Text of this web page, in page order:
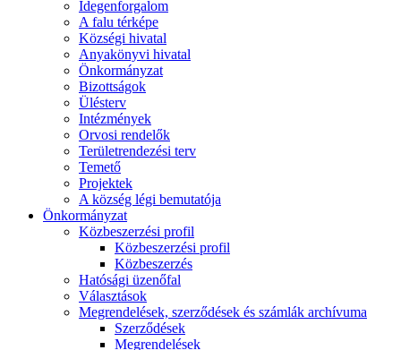
Idegenforgalom
A falu térképe
Községi hivatal
Anyakönyvi hivatal
Önkormányzat
Bizottságok
Ülésterv
Intézmények
Orvosi rendelők
Területrendezési terv
Temető
Projektek
A község légi bemutatója
Önkormányzat
Közbeszerzési profil
Közbeszerzési profil
Közbeszerzés
Hatósági üzenőfal
Választások
Megrendelések, szerződések és számlák archívuma
Szerződések
Megrendelések